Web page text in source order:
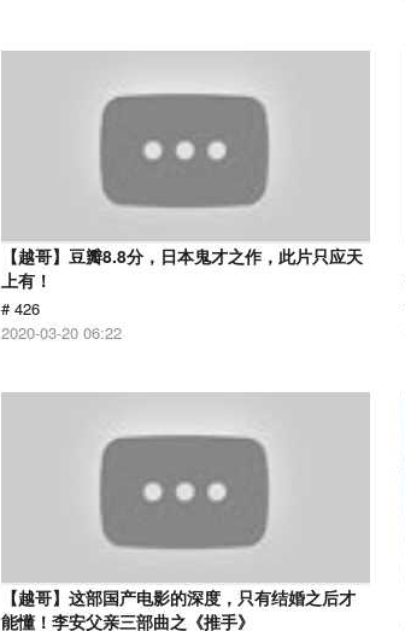
【越哥】豆瓣8.8分，日本鬼才之作，此片只应天
上有！
# 426
2020-03-20 06:22
【越哥】这部国产电影的深度，只有结婚之后才
能懂！李安父亲三部曲之《推手》